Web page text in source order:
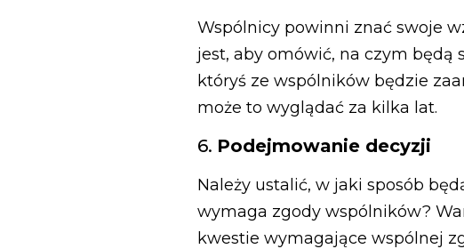
Wspólnicy powinni znać swoje
jest, aby omówić, na czym będą
któryś ze wspólników będzie
może to wyglądać za kilka lat.
6. Podejmowanie decyzji
Należy ustalić, w jaki sposób
wymaga zgody wspólników?
kwestie wymagające wspólnej